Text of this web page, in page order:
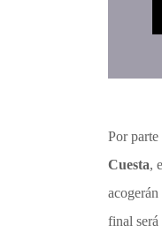
Por
Cuesta,
acogerán
final será